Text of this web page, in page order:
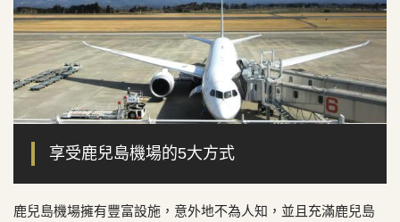
享受鹿兒島機場的5大方式
鹿兒島機場擁有豐富設施，意外地不為人知，並且充滿鹿兒島